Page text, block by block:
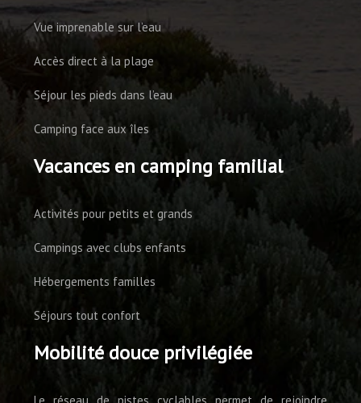
Vue imprenable sur l’eau
Accès direct à la plage
Séjour les pieds dans l’eau
Camping face aux îles
Vacances en camping familial
Activités pour petits et grands
Campings avec clubs enfants
Hébergements familles
Séjours tout confort
Mobilité douce privilégiée